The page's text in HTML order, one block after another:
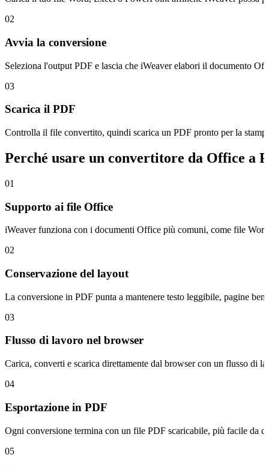
02
Avvia la conversione
Seleziona l'output PDF e lascia che iWeaver elabori il documento
03
Scarica il PDF
Controlla il file convertito, quindi scarica un PDF pronto per la
Perché usare un convertitore da Office a
01
Supporto ai file Office
iWeaver funziona con i documenti Office più comuni, come file
02
Conservazione del layout
La conversione in PDF punta a mantenere testo leggibile, pagine
03
Flusso di lavoro nel browser
Carica, converti e scarica direttamente dal browser con un flusso
04
Esportazione in PDF
Ogni conversione termina con un file PDF scaricabile, più facile da
05